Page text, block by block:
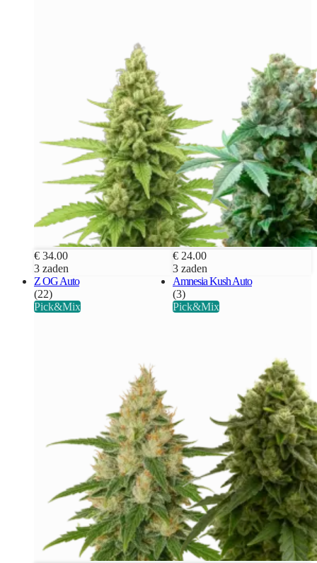
€ 34.00
3 zaden
€ 24.00
3 zaden
Z OG Auto
(22)
Pick&Mix
Amnesia Kush Auto
(3)
Pick&Mix